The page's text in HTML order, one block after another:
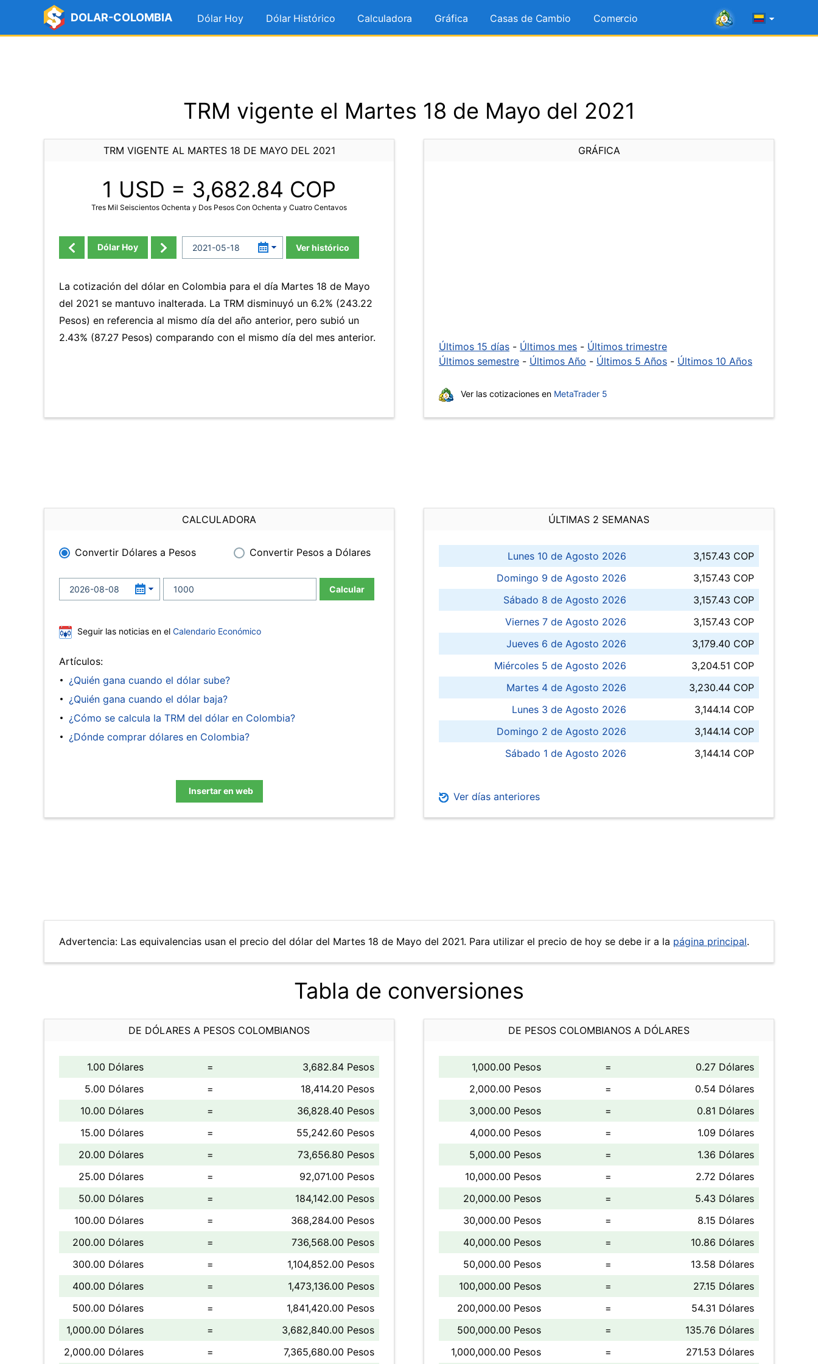
DOLAR-COLOMBIA Dólar Hoy Dólar Histórico Calculadora Gráfica Casas de Cambio Comercio
TRM vigente el Martes 18 de Mayo del 2021
TRM VIGENTE AL MARTES 18 DE MAYO DEL 2021
1 USD = 3,682.84 COP
Tres Mil Seiscientos Ochenta y Dos Pesos Con Ochenta y Cuatro Centavos
Dólar Hoy Ver histórico
La cotización del dólar en Colombia para el día Martes 18 de Mayo
del 2021 se mantuvo inalterada. La TRM disminuyó un 6.2% (243.22
Pesos) en referencia al mismo día del año anterior, pero subió un
2.43% (87.27 Pesos) comparando con el mismo día del mes anterior.
GRÁFICA
Últimos 15 días - Últimos mes - Últimos trimestre
Últimos semestre - Últimos Año - Últimos 5 Años - Últimos 10 Años
Ver las cotizaciones en MetaTrader 5
CALCULADORA
Convertir Dólares a Pesos Convertir Pesos a Dólares
Calcular
Seguir las noticias en el Calendario Económico
Artículos:
¿Quién gana cuando el dólar sube?
¿Quién gana cuando el dólar baja?
¿Cómo se calcula la TRM del dólar en Colombia?
¿Dónde comprar dólares en Colombia?
Insertar en web
ÚLTIMAS 2 SEMANAS
Lunes 10 de Agosto 2026
3,157.43 COP
Domingo 9 de Agosto 2026
3,157.43 COP
Sábado 8 de Agosto 2026
3,157.43 COP
Viernes 7 de Agosto 2026
3,157.43 COP
Jueves 6 de Agosto 2026
3,179.40 COP
Miércoles 5 de Agosto 2026
3,204.51 COP
Martes 4 de Agosto 2026
3,230.44 COP
Lunes 3 de Agosto 2026
3,144.14 COP
Domingo 2 de Agosto 2026
3,144.14 COP
Sábado 1 de Agosto 2026
3,144.14 COP
Ver días anteriores
Advertencia: Las equivalencias usan el precio del dólar del Martes 18 de Mayo del 2021. Para utilizar el precio de hoy se debe ir a la página principal.
Tabla de conversiones
DE DÓLARES A PESOS COLOMBIANOS
1.00 Dólares =
3,682.84 Pesos
5.00 Dólares
=
18,414.20 Pesos
10.00 Dólares
=
36,828.40 Pesos
15.00 Dólares
=
55,242.60 Pesos
20.00 Dólares
=
73,656.80 Pesos
25.00 Dólares
=
92,071.00 Pesos
50.00 Dólares
=
184,142.00 Pesos
100.00 Dólares
=
368,284.00 Pesos
200.00 Dólares
=
736,568.00 Pesos
300.00 Dólares
=
1,104,852.00 Pesos
400.00 Dólares
=
1,473,136.00 Pesos
500.00 Dólares
=
1,841,420.00 Pesos
1,000.00 Dólares
=
3,682,840.00 Pesos
2,000.00 Dólares
= 7,365,680.00 Pesos
DE PESOS COLOMBIANOS A DÓLARES
1,000.00 Pesos =
0.27 Dólares
2,000.00 Pesos
=
0.54 Dólares
3,000.00 Pesos
=
0.81 Dólares
4,000.00 Pesos
=
1.09 Dólares
5,000.00 Pesos
=
1.36 Dólares
10,000.00 Pesos
=
2.72 Dólares
20,000.00 Pesos
=
5.43 Dólares
30,000.00 Pesos
=
8.15 Dólares
40,000.00 Pesos
=
10.86 Dólares
50,000.00 Pesos
=
13.58 Dólares
100,000.00 Pesos
=
27.15 Dólares
200,000.00 Pesos
=
54.31 Dólares
500,000.00 Pesos
=
135.76 Dólares
1,000,000.00 Pesos
= 271.53 Dólares